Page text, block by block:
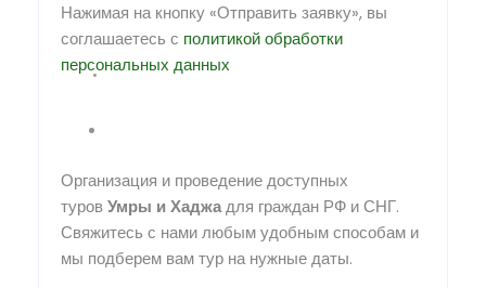
Нажимая на кнопку «Отправить заявку», вы
соглашаетесь с политикой обработки
персональных данных
Организация и проведение доступных
туров Умры и Хаджадля граждан РФ и СНГ.
Свяжитесь с нами любым удобным способам и
мы подберем вам тур на нужные даты.